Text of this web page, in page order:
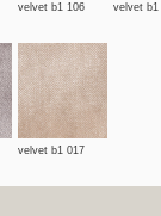
velvet b1 106 velvet b1
velvet b1 017